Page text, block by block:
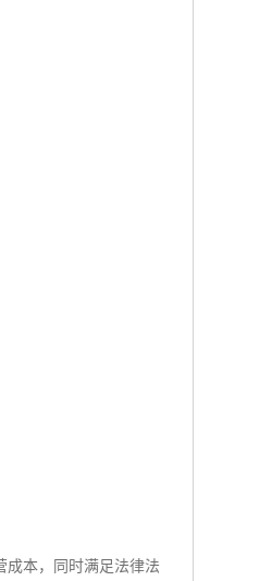
成本，同时满足法律法